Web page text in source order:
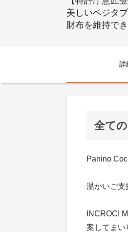
美しいベジタ
財布を維持で
詳
全て
Panino
温かいご支
INCROCI
案してまい